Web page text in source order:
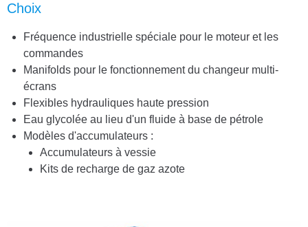
Choix
Fréquence industrielle spéciale pour le moteur et les
commandes
Manifolds pour le fonctionnement du changeur multi-
écrans
Flexibles hydrauliques haute pression
Eau glycolée au lieu d'un fluide à base de pétrole
Modèles d'accumulateurs :
Accumulateurs à vessie
Kits de recharge de gaz azote